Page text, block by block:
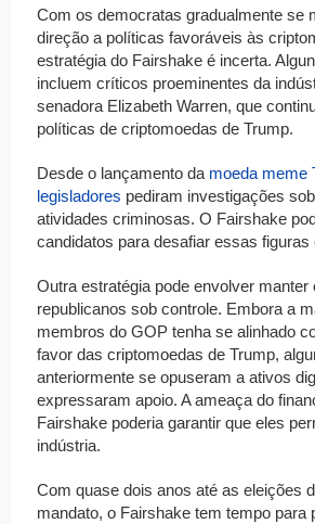
Com os democratas gradualmente se
direção a políticas favoráveis às
estratégia do Fairshake é incerta.
incluem críticos proeminentes da
senadora Elizabeth Warren, que
políticas de criptomoedas de Trump.
Desde o lançamento da moeda meme
legisladores pediram investigações
atividades criminosas. O Fairshake
candidatos para desafiar essas figuras
Outra estratégia pode envolver manter
republicanos sob controle. Embora a
membros do GOP tenha se alinhado
favor das criptomoedas de Trump,
anteriormente se opuseram a ativos
expressaram apoio. A ameaça do
Fairshake poderia garantir que eles
indústria.
Com quase dois anos até as eleições
mandato, o Fairshake tem tempo para